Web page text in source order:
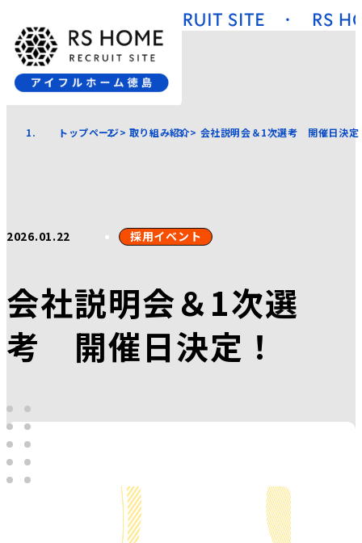
トップページ 取り組み紹介 会社説明会＆1次選考 開催日決定
会社説明会＆1次選
考 開催日決定！
2026.01.22 採用イベント